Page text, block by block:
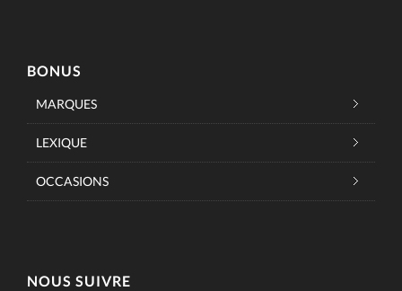
BONUS
MARQUES
LEXIQUE
OCCASIONS
NOUS SUIVRE